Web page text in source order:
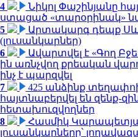
4
Նիկոլ Փաշինյանը
ստացած «տարօրինակ»
5
Արտակարգ դեպք
(լուսանկարներ)
6
Ավարտվել է «Գող
ին առնչվող քրեական
ինչ է պարզվել
7
425 անձինք
հայտնաբերվել են զենք-
հետախուզվողներ
8
Հասմիկ
լուսանկարները՝